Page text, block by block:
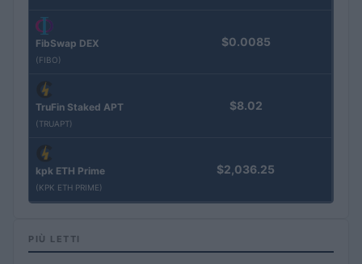
FibSwap DEX
(FIBO)
$0.0085
TruFin Staked APT
(TRUAPT)
$8.02
kpk ETH Prime
(KPK ETH PRIME)
$2,036.25
PIÙ LETTI